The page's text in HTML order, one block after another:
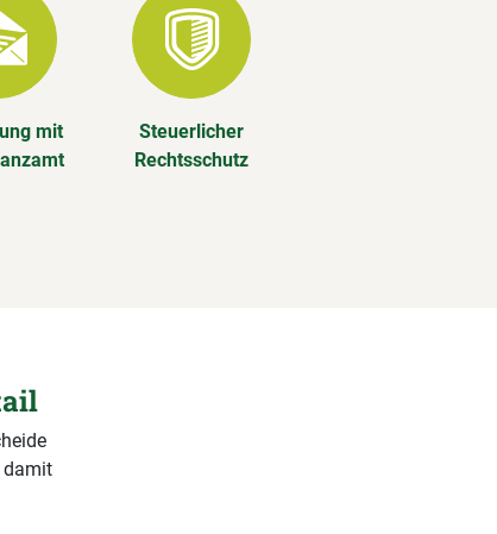
mit
Steuerlicher
Rechtsschutz
damit